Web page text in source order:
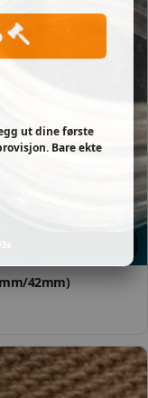
42mm)
ut dine første
Bare ekte